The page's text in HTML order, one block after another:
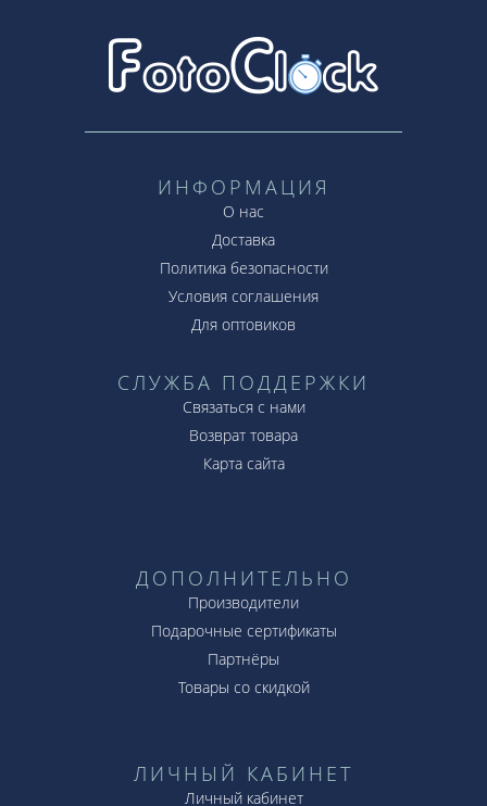
ИНФОРМАЦИЯ
О нас
Доставка
Политика безопасности
Условия соглашения
Для оптовиков
СЛУЖБА ПОДДЕРЖКИ
Связаться с нами
Возврат товара
Карта сайта
ДОПОЛНИТЕЛЬНО
Производители
Подарочные сертификаты
Партнёры
Товары со скидкой
ЛИЧНЫЙ КАБИНЕТ
Личный кабинет